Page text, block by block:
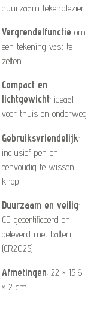
duurzaam tekenplezier
Vergrendelfunctie om
een tekening vast te
zetten
Compact en
lichtgewicht: ideaal
voor thuis en onderweg
Gebruiksvriendelijk:
inclusief pen en
eenvoudig te wissen
knop
Duurzaam en veilig:
CE-gecertificeerd en
geleverd met batterij
(CR2025)
Afmetingen: 22 × 15,6
× 2 cm